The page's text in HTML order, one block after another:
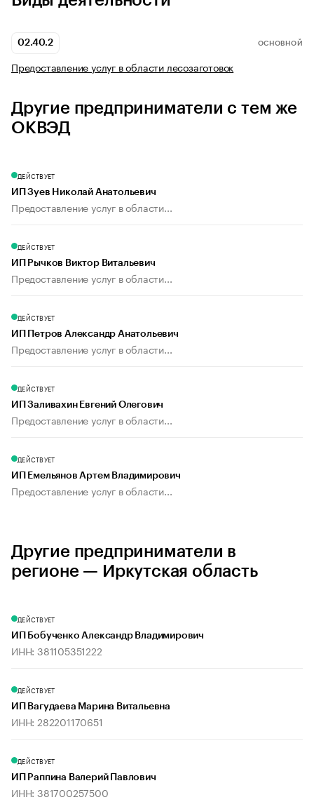
02.40.2 ОСНОВНОЙ
Предоставление услуг в области лесозаготовок
Другие предприниматели с тем же
ОКВЭД
ДЕЙСТВУЕТ
ИП Зуев Николай Анатольевич
Предоставление услуг в области...
ДЕЙСТВУЕТ
ИП Рычков Виктор Витальевич
Предоставление услуг в области...
ДЕЙСТВУЕТ
ИП Петров Александр Анатольевич
Предоставление услуг в области...
ДЕЙСТВУЕТ
ИП Заливахин Евгений Олегович
Предоставление услуг в области...
ДЕЙСТВУЕТ
ИП Емельянов Артем Владимирович
Предоставление услуг в области...
Другие предприниматели в
регионе — Иркутская область
ДЕЙСТВУЕТ
ИП Бобученко Александр Владимирович
ИНН: 381105351222
ДЕЙСТВУЕТ
ИП Вагудаева Марина Витальевна
ИНН: 282201170651
ДЕЙСТВУЕТ
ИП Раппина Валерий Павлович
ИНН: 381700257500